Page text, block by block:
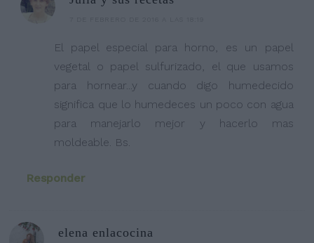
El papel especial para horno, es un papel
vegetal o papel sulfurizado, el que usamos
para hornear...y cuando digo humedecido
significa que lo humedeces un poco con agua
para manejarlo mejor y hacerlo mas
moldeable. Bs.
Responder
elena enlacocina